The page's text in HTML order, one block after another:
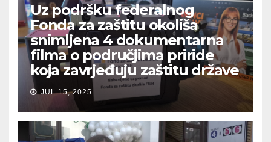
Uz podršku federalnog
Fonda za zaštitu okoliša
snimljena 4 dokumentarna
filma o područjima priride
koja zavrjeđuju zaštitu države
JUL 15, 2025